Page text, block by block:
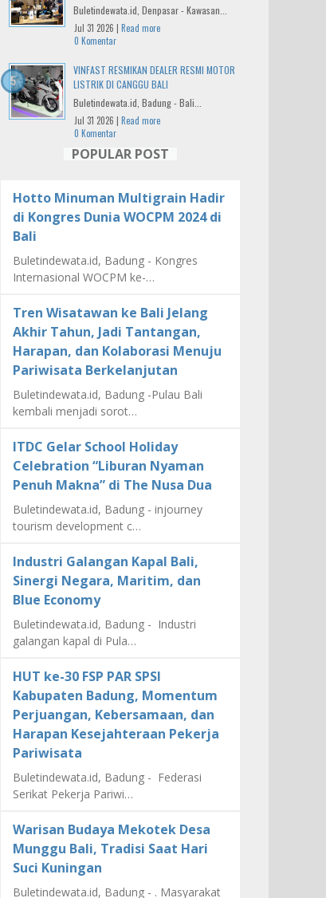
Buletindewata.id, Denpasar - Kawasan...
Jul 31 2026 | Read more
0 Komentar
VINFAST RESMIKAN DEALER RESMI MOTOR
LISTRIK DI CANGGU BALI
Buletindewata.id, Badung - Bali...
Jul 31 2026 | Read more
0 Komentar
POPULAR POST
Hotto Minuman Multigrain Hadir
di Kongres Dunia WOCPM 2024 di
Bali
Buletindewata.id, Badung - Kongres
Internasional WOCPM ke-…
Tren Wisatawan ke Bali Jelang
Akhir Tahun, Jadi Tantangan,
Harapan, dan Kolaborasi Menuju
Pariwisata Berkelanjutan
Buletindewata.id, Badung -Pulau Bali
kembali menjadi sorot…
ITDC Gelar School Holiday
Celebration “Liburan Nyaman
Penuh Makna” di The Nusa Dua
Buletindewata.id, Badung - injourney
tourism development c…
Industri Galangan Kapal Bali,
Sinergi Negara, Maritim, dan
Blue Economy
Buletindewata.id, Badung - Industri
galangan kapal di Pula…
HUT ke-30 FSP PAR SPSI
Kabupaten Badung, Momentum
Perjuangan, Kebersamaan, dan
Harapan Kesejahteraan Pekerja
Pariwisata
Buletindewata.id, Badung - Federasi
Serikat Pekerja Pariwi…
Warisan Budaya Mekotek Desa
Munggu Bali, Tradisi Saat Hari
Suci Kuningan
Buletindewata.id, Badung - . Masyarakat